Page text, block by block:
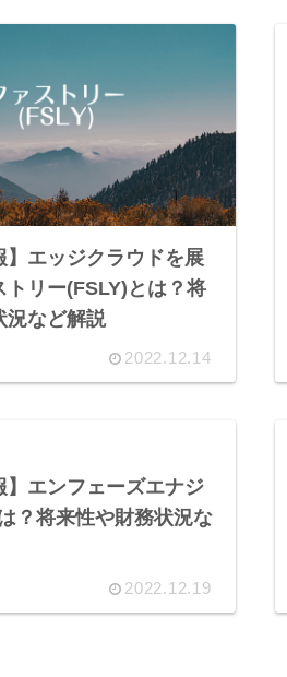
】エッジクラウドを展
トリー(FSLY)とは？将
況など解説
2022.12.14
】エンフェーズエナジ
？将来性や財務状況な
2022.12.19